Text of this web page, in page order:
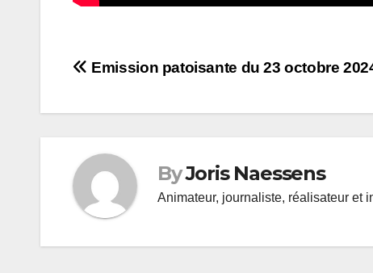
Navigation
de
Emission patoisante du 23 octobre
ByJoris Naessens
Animateur, journaliste, réalisateur et